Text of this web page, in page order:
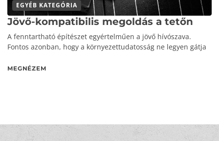
EGYÉB KATEGÓRIA
Jövő-kompatibilis megoldás a tetőn
A fenntartható építészet egyértelműen a jövő hívószava.
Fontos azonban, hogy a környezettudatosság ne legyen gátja
MEGNÉZEM